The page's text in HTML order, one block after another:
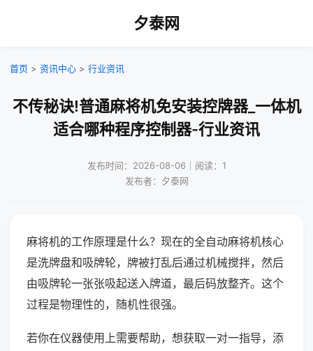
夕泰网
首页 > 资讯中心 > 行业资讯
不传秘诀!普通麻将机免安装控牌器_一体机
适合哪种程序控制器-行业资讯
发布时间：2026-08-06｜阅读：1
发布者：夕泰网
麻将机的工作原理是什么？现在的全自动麻将机核心
是洗牌盘和吸牌轮，牌被打乱后通过机械搅拌，然后
由吸牌轮一张张吸起送入牌道，最后码放整齐。这个
过程是物理性的，随机性很强。
若你在仪器使用上需要帮助，想获取一对一指导，添